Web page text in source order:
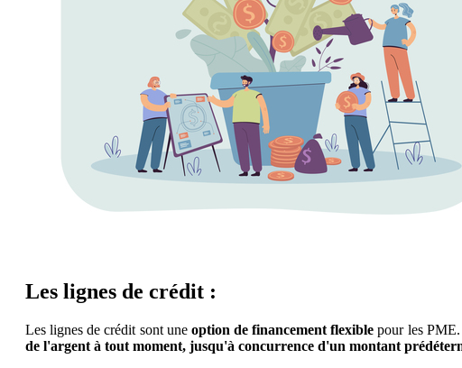
Les lignes de crédit :
Les lignes de crédit sont une option de financement flexible pour les PME.
de l'argent à tout moment, jusqu'à concurrence d'un montant